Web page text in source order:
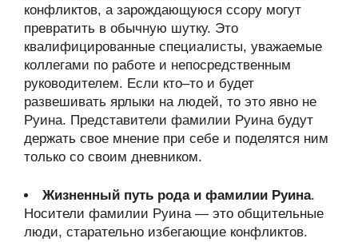
конфликтов, а зарождающуюся ссору могут
превратить в обычную шутку. Это
квалифицированные специалисты, уважаемые
коллегами по работе и непосредственным
руководителем. Если кто–то и будет
развешивать ярлыки на людей, то это явно не
Руина. Представители фамилии Руина будут
держать свое мнение при себе и поделятся ним
только со своим дневником.
Жизненный путь рода и фамилии Руина.
Носители фамилии Руина — это общительные
люди, старательно избегающие конфликтов.